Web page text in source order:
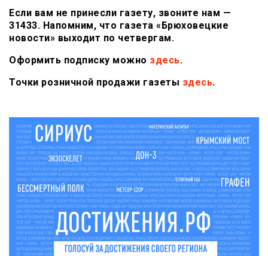
Если вам не принесли газету, звоните нам —
31433. Напомним, что газета «Брюховецкие
новости» выходит по четвергам.
Оформить подписку можно здесь.
Точки розничной продажи газеты здесь.